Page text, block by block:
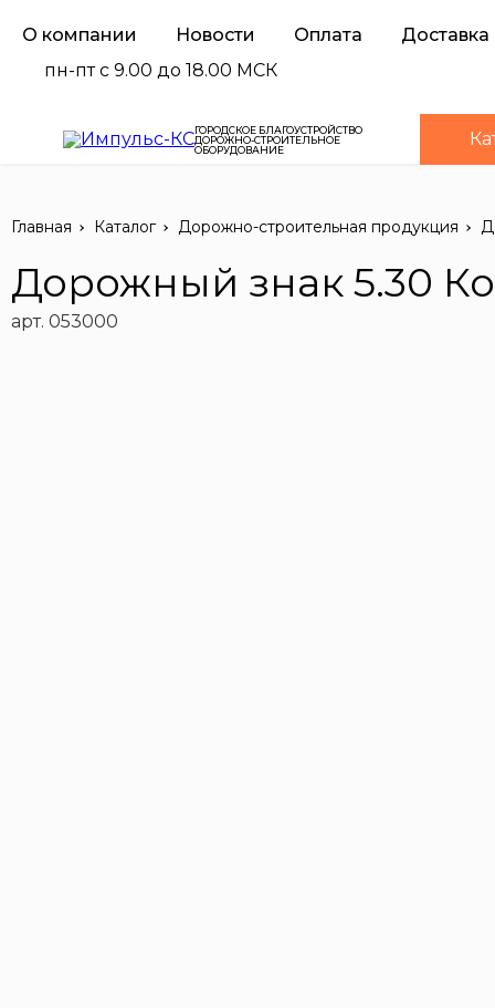
О компании Новости Оплата
Доставка
пн-пт с 9.00 до 18.00 МСК
ГОРОДСКОЕ БЛАГОУСТРОЙСТВО
ДОРОЖНО-СТРОИТЕЛЬНОЕ
ОБОРУДОВАНИЕ
Главная Каталог Дорожно-строительная продукция
Дорожный знак 5.30
арт. 053000